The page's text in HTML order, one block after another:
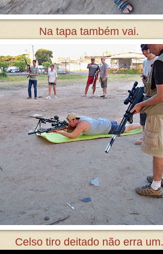
Na tapa também vai.
Celso tiro deitado não erra um.